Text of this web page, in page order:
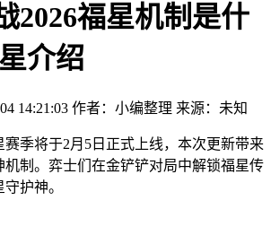
2026福星机制是什
介绍
14:21:03 作者：小编整理 来源：未知
季将于2月5日正式上线，本次更新带来
机制。弈士们在金铲铲对局中解锁福星传
护神。